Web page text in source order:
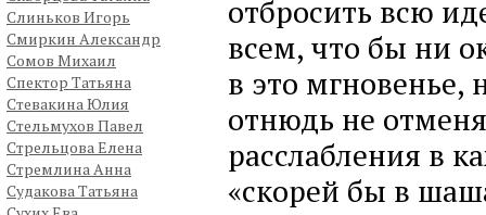
Слиньков Игорь
Смиркин Александр
Сомов Михаил
Спектор Татьяна
Стевакина Юлия
Стельмухов Павел
Стрельцова Елена
Стремлина Анна
Судакова Татьяна
отбросить всю
всем, что бы ни
в это мгновенье,
отнюдь не
расслабления в
«скорей бы в